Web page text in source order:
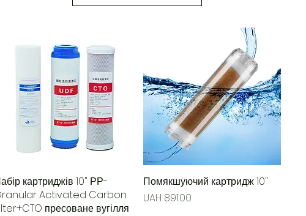
Quick View
картриджів 10" РР-
Activated Carbon
пресоване вугілля
Quick View
Помякшуючий картридж 10"
Price
UAH 891.00